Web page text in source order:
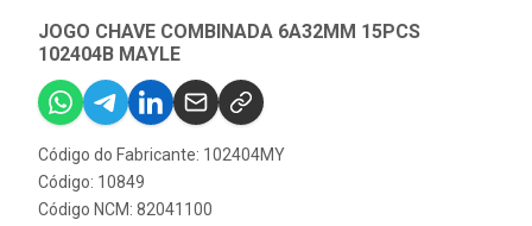
JOGO CHAVE COMBINADA 6A32MM 15PCS
102404B MAYLE
Código do Fabricante: 102404MY
Código: 10849
Código NCM: 82041100